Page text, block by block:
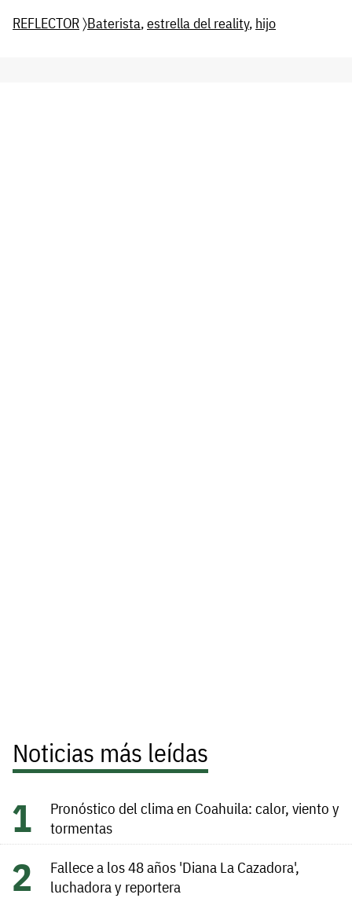
REFLECTOR〉Baterista,estrella del reality, hijo
Noticias más leídas
Pronóstico del clima en Coahuila: calor, viento y
tormentas
Fallece a los 48 años 'Diana La Cazadora',
luchadora y reportera